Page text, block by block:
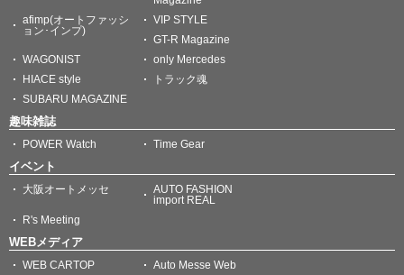
afimp(オートファッシ
ョン･インプ)
VIP STYLE
GT-R Magazine
WAGONIST
only Mercedes
HIACE style
トラック魂
SUBARU MAGAZINE
趣味雑誌
POWER Watch Time Gear
イベント
大阪オートメッセ
AUTO FASHION
import REAL
R's Meeting
WEBメディア
WEB CARTOP Auto Messe Web